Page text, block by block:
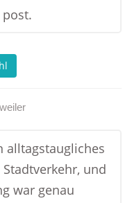
alltagstaugliches
und
war genau